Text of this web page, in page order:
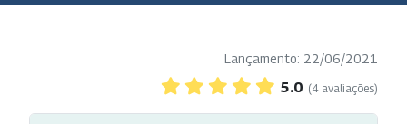
Lançamento: 22/06/2021
5.0 (4 avaliações)